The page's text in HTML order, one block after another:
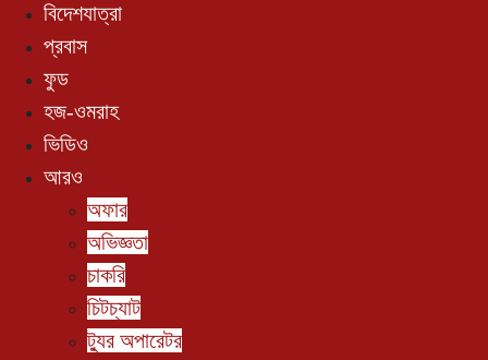
বিদেশযাত্রা
প্রবাস
ফুড
হজ-ওমরাহ
ভিডিও
আরও
অফার
অভিজ্ঞতা
চাকরি
চিটচ্যাট
ট্যুর অপারেটর